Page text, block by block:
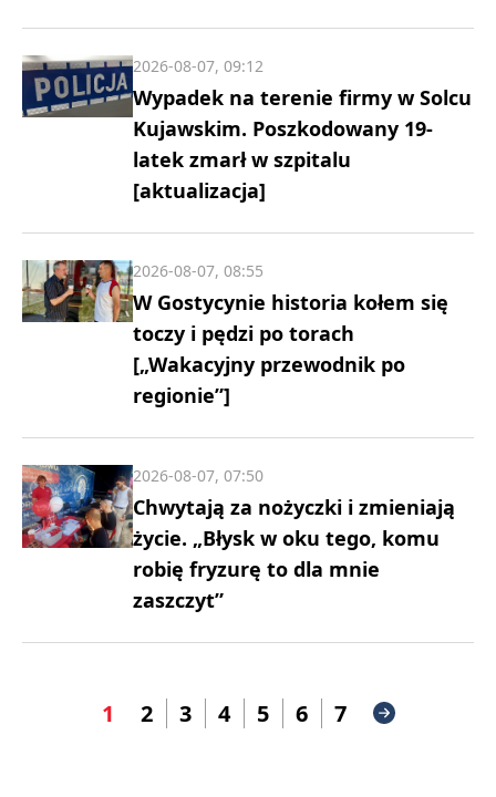
Wypadek na terenie firmy w Solcu
Kujawskim. Poszkodowany 19-
latek zmarł w szpitalu
[aktualizacja]
2026-08-07, 09:12
W Gostycynie historia kołem się
toczy i pędzi po torach
[„Wakacyjny przewodnik po
regionie”]
2026-08-07, 08:55
Chwytają za nożyczki i zmieniają
życie. „Błysk w oku tego, komu
robię fryzurę to dla mnie
zaszczyt”
2026-08-07, 07:50
1 2 3 4 5 6 7